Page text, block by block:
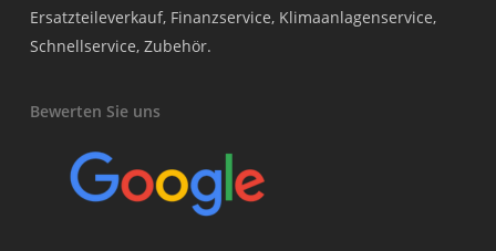
Ersatzteileverkauf, Finanzservice, Klimaanlagenservice,
Schnellservice, Zubehör.
Bewerten Sie uns